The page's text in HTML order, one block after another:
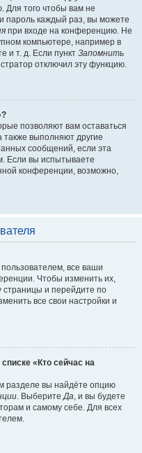
Для того чтобы вам не
пароль каждый раз, вы можете
при входе на конференцию. Не
компьютере, например в
и т. д. Если пункт Запомнить
отключил эту функцию.
позволяют вам оставаться
выполняют другие
сообщений, если эта
Если вы испытываете
конференции, возможно,
все ваши
Чтобы изменить их,
страницы и перейдите по
все свои настройки и
«Кто сейчас на
разделе вы найдёте опцию
. ВыберитеДа, и вы будете
и самому себе. Для всех